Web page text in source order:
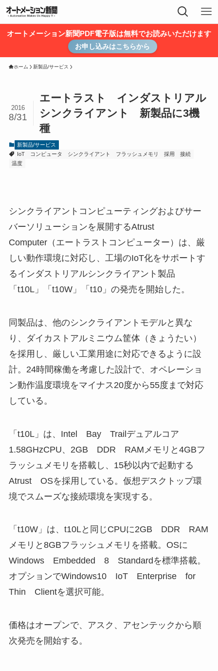
オートメーション新聞PDF電子版は無料でお読みいただけます
お申し込みはこちらから
ホーム 新製品/サービス
エートラスト インダストリアル
シンクライアント 新製品に3機
種
2016
8/31
新製品/サービス
IoT
コンピュータ シンクライアント フラッシュメモリ 採用
接続
温度
シンクライアントコンピューティングおよびサー
バーソリューションを展開するAtrust
Computer（エートラストコンピューター）は、厳
しい動作環境に対応し、工場のIoT化をサポートす
るインダストリアルシンクライアント製品
「t10L」「t10W」「t10」の発売を開始した。
同製品は、他のシンクライアントモデルと異な
り、ダイカストアルミニウム筐体（きょうたい）
を採用し、厳しい工業用途に対応できるように設
計。24時間稼働を考慮した設計で、オペレーショ
ン動作温度環境をマイナス20度から55度まで対応
している。
「t10L」は、Intel Bay Trailデュアルコア
1.58GHzCPU、2GB DDR RAMメモリと4GBフ
ラッシュメモリを搭載し、15秒以内で起動する
Atrust OSを採用している。仮想デスクトップ環
境でスムーズな接続環境を実現する。
「t10W」は、t10Lと同じCPUに2GB DDR RAM
メモリと8GBフラッシュメモリを搭載。OSに
Windows Embedded 8 Standardを標準搭載。
オプションでWindows10 IoT Enterprise for
Thin Clientを選択可能。
価格はオープンで、アスク、アセンテックから順
次発売を開始する。